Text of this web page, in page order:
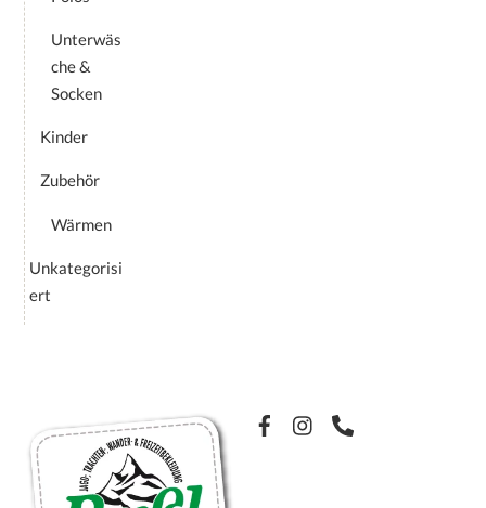
Unterwäs
che &
Socken
Kinder
Zubehör
Wärmen
Unkategorisi
ert
Facebook